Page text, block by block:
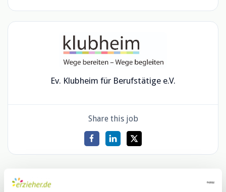
Ev. Klubheim für Berufstätige e.V.
Share this job
Betreffende Stellenangebote